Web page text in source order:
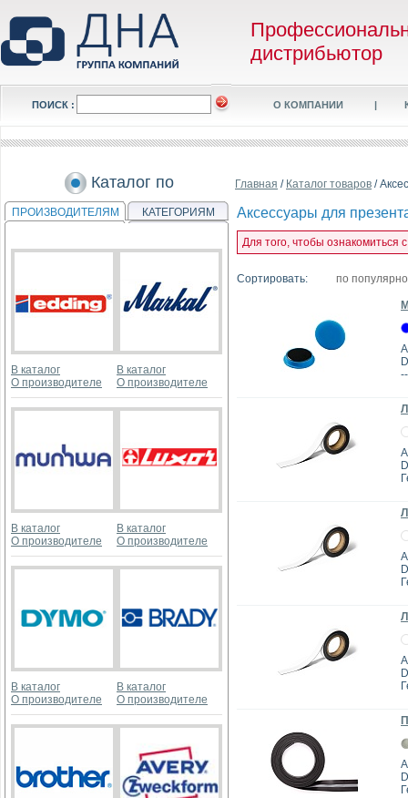
дистрибьютор
ПОИСК : О КОМПАНИИ |
Каталог по
ПРОИЗВОДИТЕЛЯМ КАТЕГОРИЯМ
В каталог
О производителе
В каталог
О производителе
В каталог
О производителе
В каталог
О производителе
В каталог
О производителе
В каталог
О производителе
Главная / Каталог товаров /
Аксессуары для
Для того, чтобы ознакомиться
Сортировать: по